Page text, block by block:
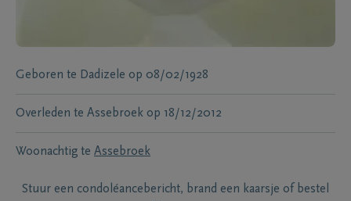
Geboren te Dadizele op 08/02/1928
Overleden te Assebroek op 18/12/2012
Woonachtig te Assebroek
Stuur een condoléancebericht, brand een kaarsje of bestel